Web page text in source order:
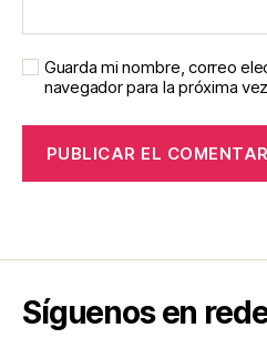
Guarda mi nombre, correo
navegador para la próxima
Síguenos en